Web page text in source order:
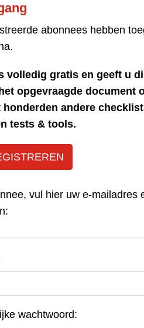
abonnees hebben
volledig gratis en geeft u
opgevraagde document
andere
tests & tools.
vul hier uw e-mailadres
wachtwoord: